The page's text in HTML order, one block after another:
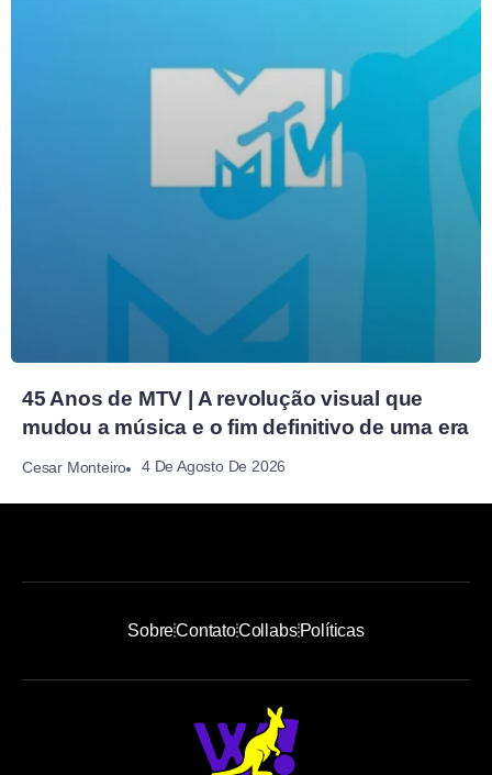
45 Anos de MTV | A revolução visual que
mudou a música e o fim definitivo de uma era
Cesar Monteiro 4 De Agosto De 2026
SobreContatoCollabsPolíticas